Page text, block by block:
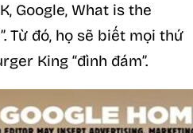
Google, What is the
Từ đó, họ sẽ biết mọi thứ
King “đình đám”.